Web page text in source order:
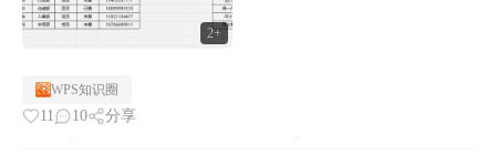
2+
WPS知识圈
11 10 分享